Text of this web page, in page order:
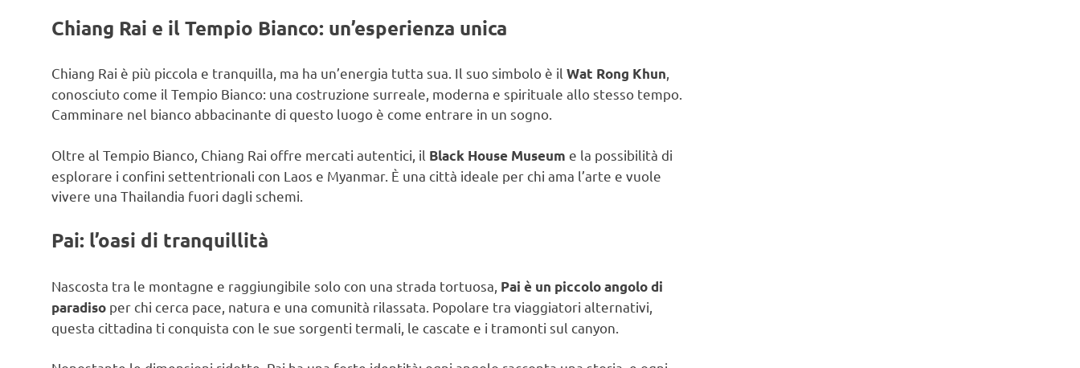
Chiang Rai e il Tempio Bianco: un’esperienza unica
Chiang Rai è più piccola e tranquilla, ma ha un’energia tutta sua. Il suo simbolo è il Wat Rong Khun,
conosciuto come il Tempio Bianco: una costruzione surreale, moderna e spirituale allo stesso tempo.
Camminare nel bianco abbacinante di questo luogo è come entrare in un sogno.
Oltre al Tempio Bianco, Chiang Rai offre mercati autentici, il Black House Museum e la possibilità di
esplorare i confini settentrionali con Laos e Myanmar. È una città ideale per chi ama l’arte e vuole
vivere una Thailandia fuori dagli schemi.
Pai: l’oasi di tranquillità
Nascosta tra le montagne e raggiungibile solo con una strada tortuosa, Pai è un piccolo angolo di
paradiso per chi cerca pace, natura e una comunità rilassata. Popolare tra viaggiatori alternativi,
questa cittadina ti conquista con le sue sorgenti termali, le cascate e i tramonti sul canyon.